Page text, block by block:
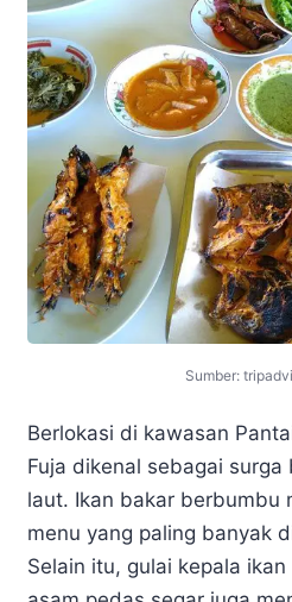
Sumber:
Berlokasi di kawasan
Fuja dikenal sebagai
laut. Ikan bakar berbumbu
menu yang paling banyak
Selain itu, gulai kepala